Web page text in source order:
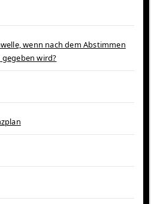
wenn nach dem Abstimmen
wird?